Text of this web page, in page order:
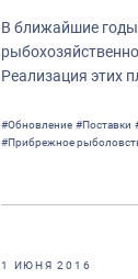
В ближайшие годы
Реализация этих
#Обновление #Поставки
#Прибрежное
1 ИЮНЯ 2016